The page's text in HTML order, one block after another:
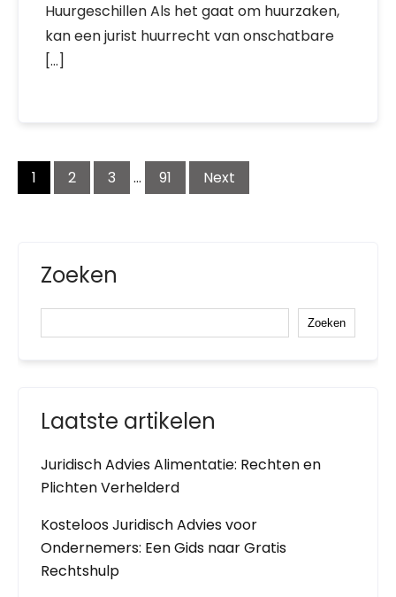
Huurgeschillen Als het gaat om huurzaken,
kan een jurist huurrecht van onschatbare
[…]
Berichtnavigatie
1 2 3 … 91 Next
Zoeken
Zoeken
Laatste artikelen
Juridisch Advies Alimentatie: Rechten en
Plichten Verhelderd
Kosteloos Juridisch Advies voor
Ondernemers: Een Gids naar Gratis
Rechtshulp